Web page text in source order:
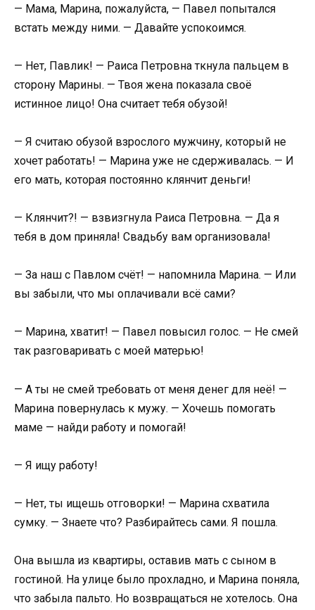
— Мама, Марина, пожалуйста, — Павел попытался
встать между ними. — Давайте успокоимся.
— Нет, Павлик! — Раиса Петровна ткнула пальцем в
сторону Марины. — Твоя жена показала своё
истинное лицо! Она считает тебя обузой!
— Я считаю обузой взрослого мужчину, который не
хочет работать! — Марина уже не сдерживалась. — И
его мать, которая постоянно клянчит деньги!
— Клянчит?! — взвизгнула Раиса Петровна. — Да я
тебя в дом приняла! Свадьбу вам организовала!
— За наш с Павлом счёт! — напомнила Марина. — Или
вы забыли, что мы оплачивали всё сами?
— Марина, хватит! — Павел повысил голос. — Не смей
так разговаривать с моей матерью!
— А ты не смей требовать от меня денег для неё! —
Марина повернулась к мужу. — Хочешь помогать
маме — найди работу и помогай!
— Я ищу работу!
— Нет, ты ищешь отговорки! — Марина схватила
сумку. — Знаете что? Разбирайтесь сами. Я пошла.
Она вышла из квартиры, оставив мать с сыном в
гостиной. На улице было прохладно, и Марина поняла,
что забыла пальто. Но возвращаться не хотелось. Она